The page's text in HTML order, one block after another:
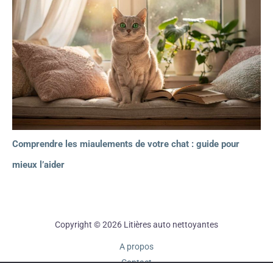
Comprendre les miaulements de votre chat : guide pour
mieux l’aider
Copyright © 2026 Litières auto nettoyantes
A propos